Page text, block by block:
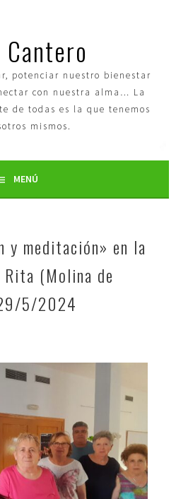
Cantero
potenciar nuestro bienestar
con nuestra alma… La
de todas es la que tenemos
mismos.
MENÚ
y meditación» en la
(Molina de
5/2024